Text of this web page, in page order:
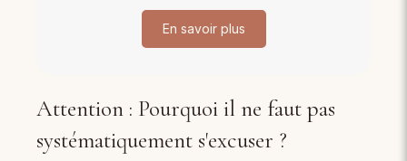
En savoir plus
Attention : Pourquoi il ne faut pas
systématiquement s'excuser ?